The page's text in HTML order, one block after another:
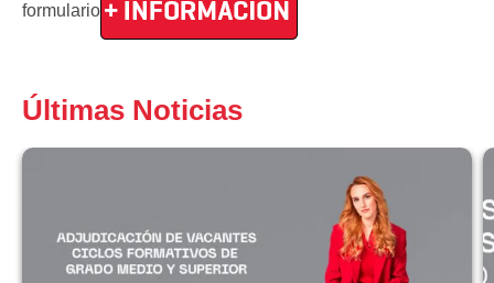
formulario
Últimas Noticias